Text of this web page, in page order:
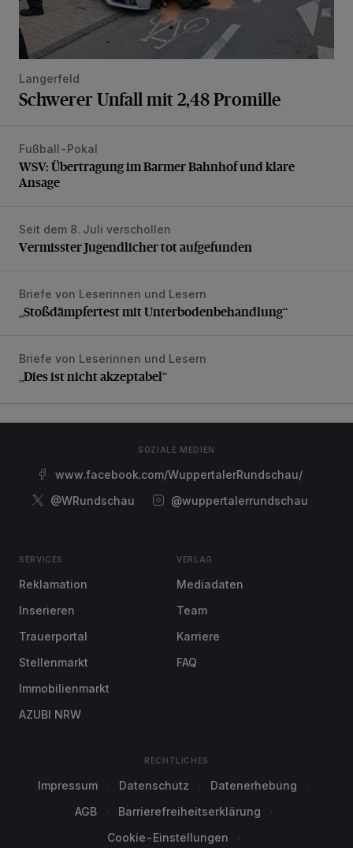
Langerfeld
Schwerer Unfall mit 2,48 Promille
WSV: Übertragung im Barmer Bahnhof und klare Ansage
Fußball-Pokal
WSV: Übertragung im Barmer Bahnhof und klare
Ansage
Vermisster Jugendlicher tot aufgefunden
Seit dem 8. Juli verschollen
Vermisster Jugendlicher tot aufgefunden
„Stoßdämpfertest mit Unterbodenbehandlung“
Briefe von Leserinnen und Lesern
„Stoßdämpfertest mit Unterbodenbehandlung“
„Dies ist nicht akzeptabel“
Briefe von Leserinnen und Lesern
„Dies ist nicht akzeptabel“
SOZIALE MEDIEN
www.facebook.com/WuppertalerRundschau/
@WRundschau
@wuppertalerrundschau
SERVICES
Reklamation
Inserieren
Trauerportal
Stellenmarkt
Immobilienmarkt
AZUBI NRW
VERLAG
Mediadaten
Team
Karriere
FAQ
RECHTLICHES
Impressum Datenschutz
Datenerhebung
AGB
Barrierefreiheitserklärung
Cookie-Einstellungen